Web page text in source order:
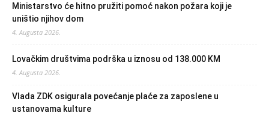
Ministarstvo će hitno pružiti pomoć nakon požara koji je
uništio njihov dom
4. Augusta 2026.
Lovačkim društvima podrška u iznosu od 138.000 KM
4. Augusta 2026.
Vlada ZDK osigurala povećanje plaće za zaposlene u
ustanovama kulture